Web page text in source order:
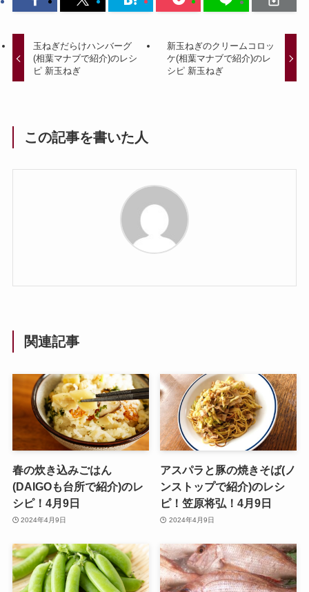
玉ねぎだらけハンバーグ
(相葉マナブで紹介)のレシ
ピ 新玉ねぎ
新玉ねぎのクリームコロッ
ケ(相葉マナブで紹介)のレ
シピ 新玉ねぎ
この記事を書いた人
関連記事
春の炊き込みごはん
(DAIGOも台所で紹介)のレ
シピ！4月9日
2024年4月9日
アスパラと豚の焼きそば(ノ
ンストップで紹介)のレシ
ピ！笠原将弘！4月9日
2024年4月9日